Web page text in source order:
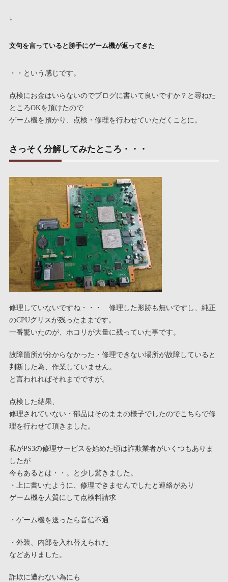
↓
文句を言っていると勝手にゲーム機が返ってきた
・・という感じです。
点検にお金はいらないのでブログに書いて良いですか？と尋ねた
ところOKを頂けたので
ゲーム機を預かり、点検・修理を行わせていただくことに。
さっそく分解してみたところ・・・
修理していないですね・・・ 修理した形跡も無いですし、純正
のCPUグリスが残ったままです。
一番驚いたのが、ホコリが大量に残っていた事です。
故障箇所が分からなかった・修理できない場所が故障していると
判断した為、作業していません。
と言われればそれまでですが。
点検した結果、
修理されていない・部品はそのままの様子でしたのでこちらで修
理を行わせて頂きました。
私がPS3の修理サービスを始めた頃は詐欺業者がいくつもありま
したが
今もあるとは・・。と少し驚きました。
・上に書いたように、修理できませんでしたと連絡があり
ゲーム機を人質にして点検料請求
・ゲーム機を送ったら音信不通
・外装、内部を入れ替えられた
などありました。
詐欺に遭わない為にも